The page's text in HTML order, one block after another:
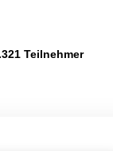
Teilnehmer